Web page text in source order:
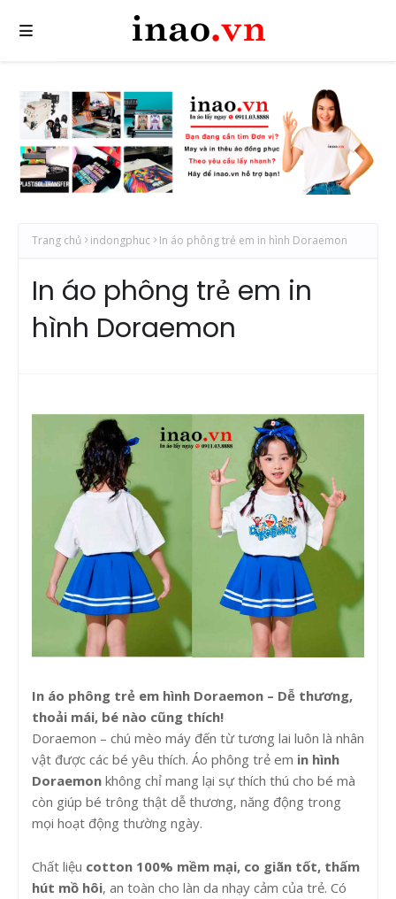
Trang chủ indongphuc In áo phông trẻ em in hình Doraemon
In áo phông trẻ em in
hình Doraemon
In áo phông trẻ em hình Doraemon – Dễ thương,
thoải mái, bé nào cũng thích!
Doraemon – chú mèo máy đến từ tương lai luôn là nhân
vật được các bé yêu thích. Áo phông trẻ em in hình
Doraemon không chỉ mang lại sự thích thú cho bé mà
còn giúp bé trông thật dễ thương, năng động trong
mọi hoạt động thường ngày.
Chất liệu cotton 100% mềm mại, co giãn tốt, thấm
hút mồ hôi, an toàn cho làn da nhạy cảm của trẻ. Có